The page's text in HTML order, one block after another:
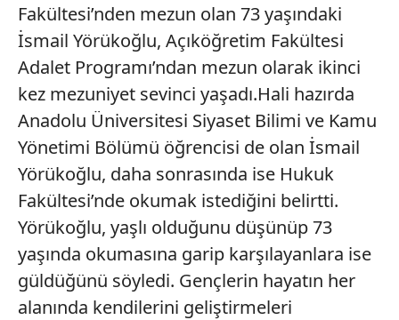
Fakültesi’nden mezun olan 73 yaşındaki
İsmail Yörükoğlu, Açıköğretim Fakültesi
Adalet Programı’ndan mezun olarak ikinci
kez mezuniyet sevinci yaşadı.Hali hazırda
Anadolu Üniversitesi Siyaset Bilimi ve Kamu
Yönetimi Bölümü öğrencisi de olan İsmail
Yörükoğlu, daha sonrasında ise Hukuk
Fakültesi’nde okumak istediğini belirtti.
Yörükoğlu, yaşlı olduğunu düşünüp 73
yaşında okumasına garip karşılayanlara ise
güldüğünü söyledi. Gençlerin hayatın her
alanında kendilerini geliştirmeleri